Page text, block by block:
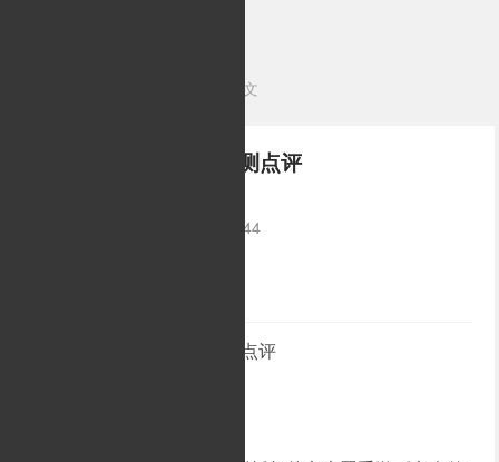
>正文
七人传奇：英雄集结首测点评
发布时间：2025-06-07 08:05:44
七人传奇：英雄集结首测点评